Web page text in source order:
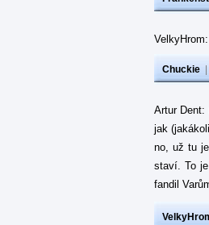
Chuckie
Artur Dent:
jak
no, už tu
staví. To
fandil